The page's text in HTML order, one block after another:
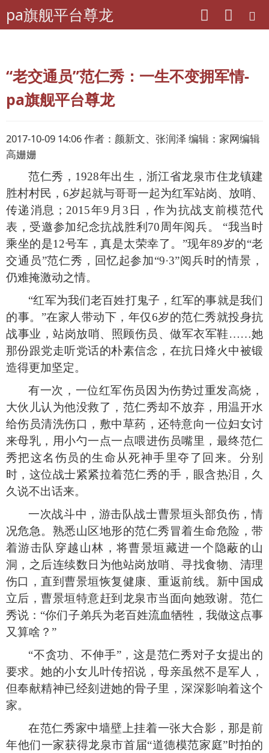
pa旗舰平台尊龙
pa旗舰平台尊龙 离退休干部工作
“老交通员”范仁秀：一生不变拥军情-
pa旗舰平台尊龙
2017-10-09 14:06 作者：颜新文、张润泽 编辑：家网编辑
高姗姗
范仁秀， 1928年出生，浙江省龙泉市住龙镇建
胜村村民，6岁起就与哥哥一起为红军站岗、放哨、
传递消息；2015年9月3日，作为抗战支前模范代
表，受邀参加纪念抗战胜利70周年阅兵。 “我当时
乘坐的是12号车，真是太荣幸了。”现年89岁的“老
交通员”范仁秀，回忆起参加“9·3”阅兵时的情景，
仍难掩激动之情。
“红军为我们老百姓打鬼子，红军的事就是我们
的事。”在家人带动下，年仅6岁的范仁秀就投身抗
战事业，站岗放哨、照顾伤员、做军衣军鞋……她
那份跟党走听党话的朴素信念，在抗日烽火中被锻
造得更加坚定。
有一次，一位红军伤员因为伤势过重发高烧，
大伙儿认为他没救了，范仁秀却不放弃，用温开水
给伤员清洗伤口，敷中草药，还特意向一位妇女讨
来母乳，用小勺一点一点喂进伤员嘴里，最终范仁
秀把这名伤员的生命从死神手里夺了回来。分别
时，这位战士紧紧拉着范仁秀的手，眼含热泪，久
久说不出话来。
一次战斗中，游击队战士曹景垣头部负伤，情
况危急。熟悉山区地形的范仁秀冒着生命危险，带
着游击队穿越山林，将曹景垣藏进一个隐蔽的山
洞，之后连续数日为他站岗放哨、寻找食物、清理
伤口，直到曹景垣恢复健康、重返前线。新中国成
立后，曹景垣特意赶到龙泉市当面向她致谢。范仁
秀说： “你们子弟兵为老百姓流血牺牲，我做这点事
又算啥？”
“不贪功、不伸手”，这是范仁秀对子女提出的
要求。她的小女儿叶传招说，母亲虽然不是军人，
但奉献精神已经刻进她的骨子里，深深影响着这个
家。
在范仁秀家中墙壁上挂着一张大合影，那是前
年他们一家获得龙泉市首届“道德模范家庭”时拍的